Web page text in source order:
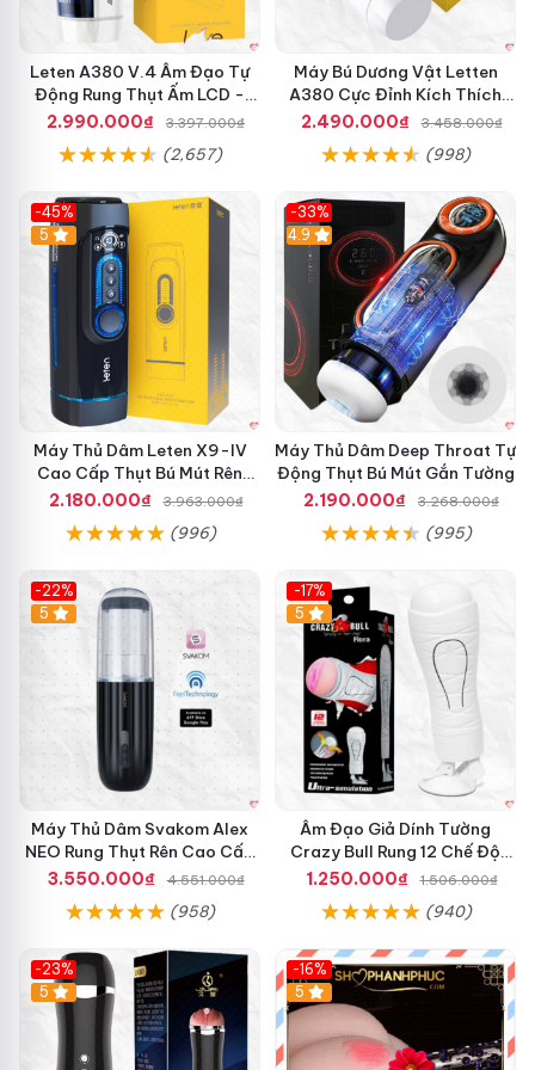
Leten A380 V.4 Âm Đạo Tự
Động Rung Thụt Ấm LCD -
Cực Phê
2.990.000₫ 3.397.000₫
(2,657)
Máy Bú Dương Vật Letten
A380 Cực Đỉnh Kích Thích
Mạnh Mẽ
2.490.000₫ 3.458.000₫
(998)
-45%
Hot
5
Máy Thủ Dâm Leten X9-IV
Cao Cấp Thụt Bú Mút Rên
Tỏa Nhiệt Sạc Pin
2.180.000₫ 3.963.000₫
(996)
-33%
Hot
4.9
Máy Thủ Dâm Deep Throat Tự
Động Thụt Bú Mút Gắn Tường
2.190.000₫
3.268.000₫
(995)
-22%
5
Máy Thủ Dâm Svakom Alex
NEO Rung Thụt Rên Cao Cấp
Điều Khiển App
3.550.000₫ 4.551.000₫
(958)
-17%
5
Âm Đạo Giả Dính Tường
Crazy Bull Rung 12 Chế Độ
Siêu Mạnh
1.250.000₫ 1.506.000₫
(940)
-23%
5
-16%
5